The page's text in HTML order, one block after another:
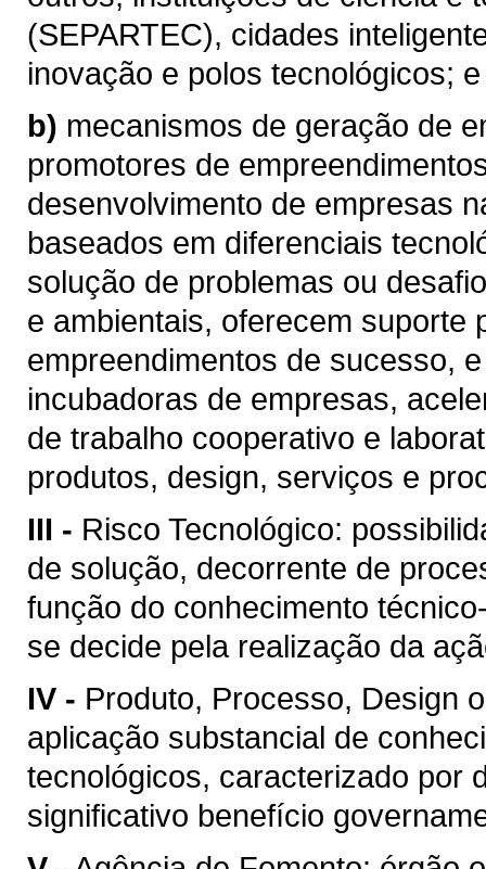
(SEPARTEC), cidades
inovação e polos tecnológicos; e
b) mecanismos de geração de
promotores de
desenvolvimento de empresas
baseados em diferenciais
solução de problemas ou
e ambientais, oferecem suporte
empreendimentos de sucesso,
incubadoras de empresas,
de trabalho cooperativo e
produtos, design, serviços e
III - Risco Tecnológico:
de solução, decorrente de
função do conhecimento
se decide pela realização da
IV - Produto, Processo, Design
aplicação substancial de
tecnológicos, caracterizado por
significativo benefício